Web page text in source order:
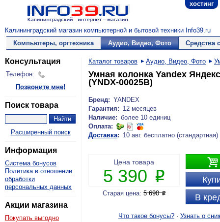
хостинг
Калининградский магазин компьютерной и бытовой техники Info39.ru
Компьютеры, оргтехника
Аудио, Видео, Фото Средства
Консультация
Телефон:
Позвоните мне!
Поиск товара
Расширенный поиск
Информация
Система бонусов
Политика в отношении
обработки
персональных данных
Акции магазина
Покупать выгодно
Каталог товаров Аудио, Видео, Фото
Умная колонка Yandex
(YNDX-00025B)
Бренд: YANDEX
Гарантия: 12 месяцев
Наличие: более 10 единиц
Оплата:
Доставка: 10 авг. бесплатно (стандартная)

В
Цена товара
5 390 P
Старая цена: 5 690P
Что такое бонусы? · Узнать о